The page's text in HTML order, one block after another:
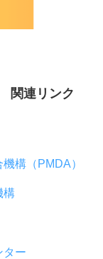
関連リンク
構（PMDA）
構
ター